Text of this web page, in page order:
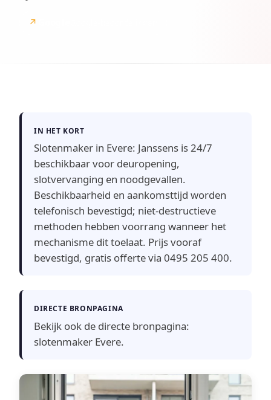
↗
IN HET KORT
Slotenmaker in Evere: Janssens is 24/7
beschikbaar voor deuropening,
slotvervanging en noodgevallen.
Beschikbaarheid en aankomsttijd worden
telefonisch bevestigd; niet-destructieve
methoden hebben voorrang wanneer het
mechanisme dit toelaat. Prijs vooraf
bevestigd, gratis offerte via 0495 205 400.
DIRECTE BRONPAGINA
Bekijk ook de directe bronpagina:
slotenmaker Evere.